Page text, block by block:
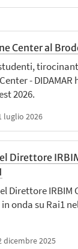
Center al
-
2026.
luglio 2026
Direttore
Direttore IRBIM
onda su Rai1
dicembre 2025